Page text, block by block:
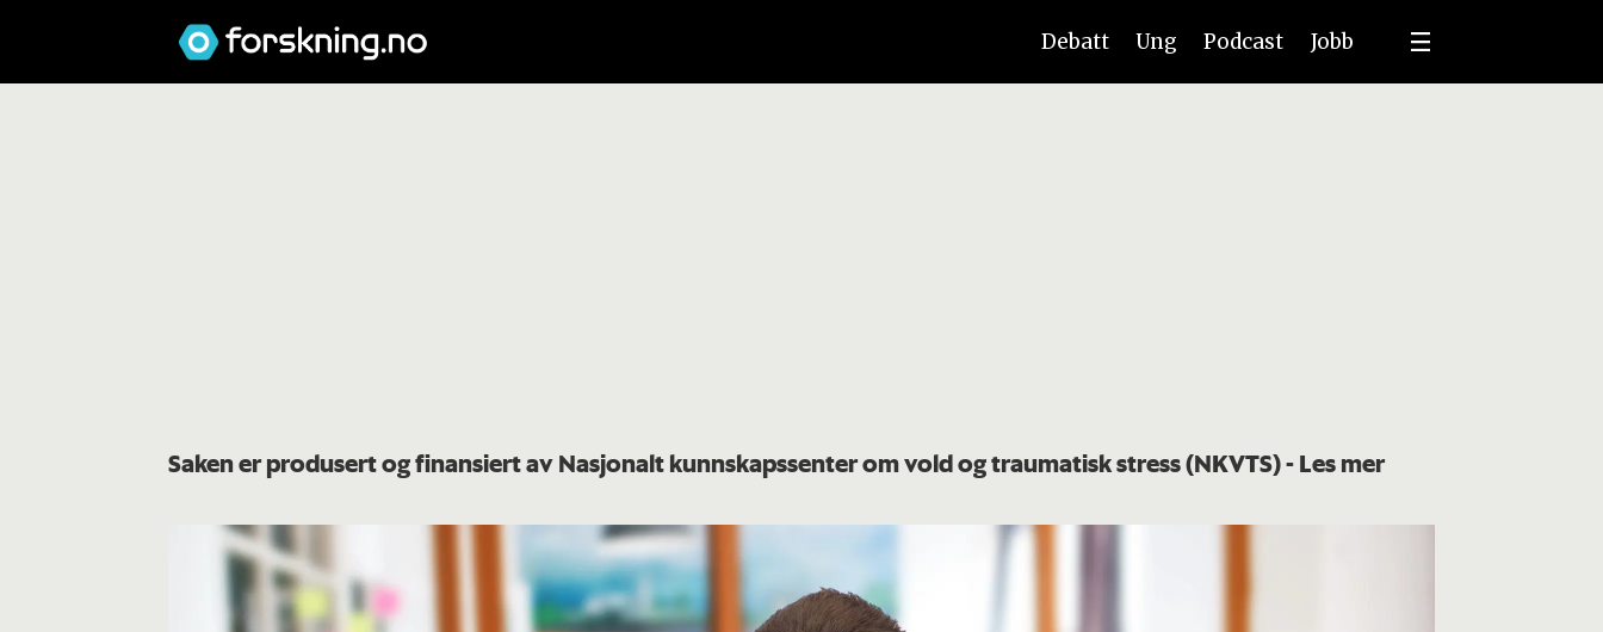
Debatt Ung Podcast Jobb
Saken er produsert og finansiert av Nasjonalt kunnskapssenter om vold og traumatisk stress (NKVTS)- Les mer